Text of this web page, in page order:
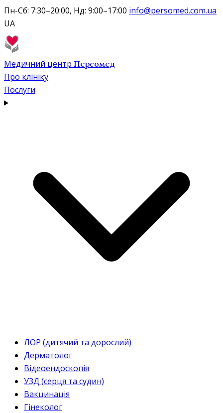
Пн-Сб: 7:30–20:00, Нд: 9:00–17:00 info@persomed.com.ua
UA
Медичний центр Персомед
Про клініку
Послуги
ЛОР (дитячий та дорослий)
Дерматолог
Відеоендоскопія
УЗД (серця та судин)
Вакцинація
Гінеколог